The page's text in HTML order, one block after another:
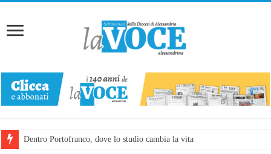
Dentro Portofranco, dove lo studio cambia la vita